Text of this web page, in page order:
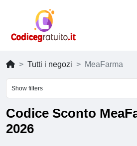
Tutti i negozi MeaFarma
Show filters
Codice Sconto
2026